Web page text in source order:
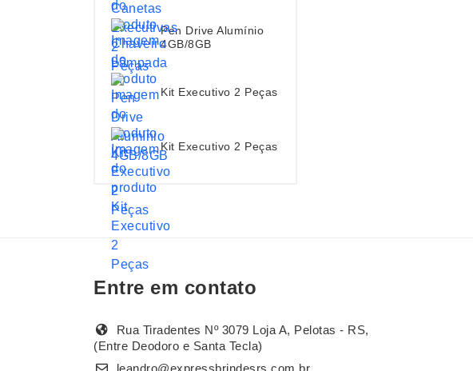
Pen Drive Alumínio
4GB/8GB
Kit Executivo 2 Peças
Kit Executivo 2 Peças
Entre em contato
Rua Tiradentes Nº 3079 Loja A, Pelotas - RS,
(Entre Deodoro e Santa Tecla)